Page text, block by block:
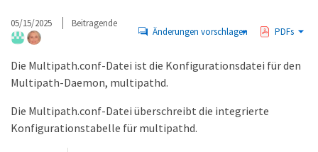
05/15/2025 Beitragende
Änderungen vorschlagen PDFs
Die Multipath.conf-Datei ist die Konfigurationsdatei für den
Multipath-Daemon, multipathd.
Die Multipath.conf-Datei überschreibt die integrierte
Konfigurationstabelle für multipathd.